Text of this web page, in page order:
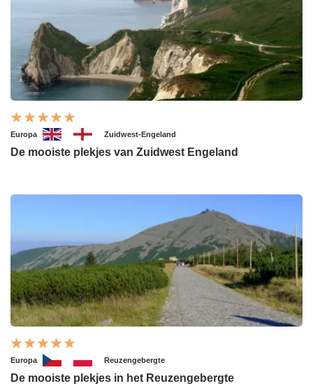
Europa Zuidwest-Engeland
De mooiste plekjes van Zuidwest Engeland
Europa Reuzengebergte
De mooiste plekjes in het Reuzengebergte